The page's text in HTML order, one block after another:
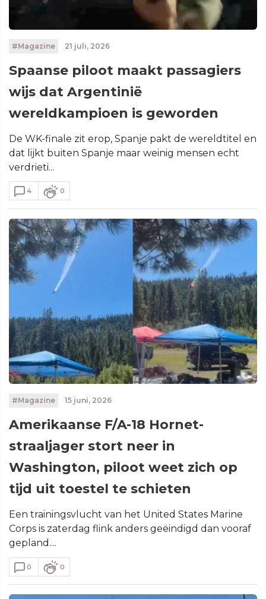
#Magazine 21 juli, 2026
Spaanse piloot maakt passagiers
wijs dat Argentinië
wereldkampioen is geworden
De WK-finale zit erop, Spanje pakt de wereldtitel en
dat lijkt buiten Spanje maar weinig mensen echt
verdrieti...
4 0
#Magazine 15 juni, 2026
Amerikaanse F/A-18 Hornet-
straaljager stort neer in
Washington, piloot weet zich op
tijd uit toestel te schieten
Een trainingsvlucht van het United States Marine
Corps is zaterdag flink anders geëindigd dan vooraf
gepland....
0 0